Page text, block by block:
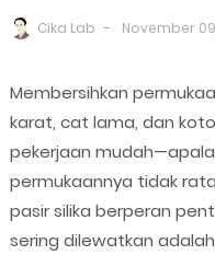
Cika Lab November
Membersihkan
karat, cat lama, dan
pekerjaan
permukaannya tidak
pasir silika berperan
sering dilewatkan